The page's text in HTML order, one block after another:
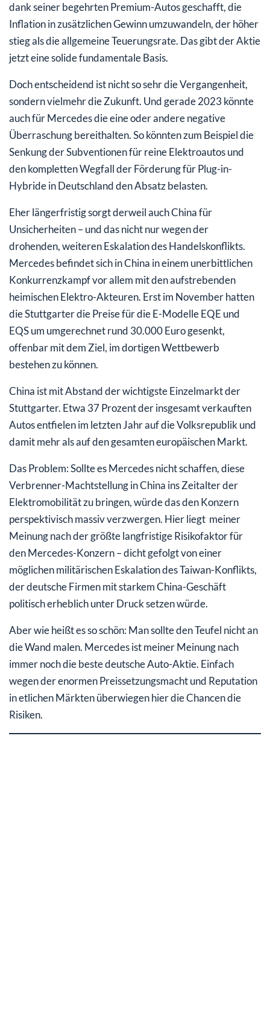
dank seiner begehrten Premium-Autos geschafft, die
Inflation in zusätzlichen Gewinn umzuwandeln, der höher
stieg als die allgemeine Teuerungsrate. Das gibt der Aktie
jetzt eine solide fundamentale Basis.
Doch entscheidend ist nicht so sehr die Vergangenheit,
sondern vielmehr die Zukunft. Und gerade 2023 könnte
auch für Mercedes die eine oder andere negative
Überraschung bereithalten. So könnten zum Beispiel die
Senkung der Subventionen für reine Elektroautos und
den kompletten Wegfall der Förderung für Plug-in-
Hybride in Deutschland den Absatz belasten.
Eher längerfristig sorgt derweil auch China für
Unsicherheiten – und das nicht nur wegen der
drohenden, weiteren Eskalation des Handelskonflikts.
Mercedes befindet sich in China in einem unerbittlichen
Konkurrenzkampf vor allem mit den aufstrebenden
heimischen Elektro-Akteuren. Erst im November hatten
die Stuttgarter die Preise für die E-Modelle EQE und
EQS um umgerechnet rund 30.000 Euro gesenkt,
offenbar mit dem Ziel, im dortigen Wettbewerb
bestehen zu können.
China ist mit Abstand der wichtigste Einzelmarkt der
Stuttgarter. Etwa 37 Prozent der insgesamt verkauften
Autos entfielen im letzten Jahr auf die Volksrepublik und
damit mehr als auf den gesamten europäischen Markt.
Das Problem: Sollte es Mercedes nicht schaffen, diese
Verbrenner-Machtstellung in China ins Zeitalter der
Elektromobilität zu bringen, würde das den Konzern
perspektivisch massiv verzwergen. Hier liegt meiner
Meinung nach der größte langfristige Risikofaktor für
den Mercedes-Konzern – dicht gefolgt von einer
möglichen militärischen Eskalation des Taiwan-Konflikts,
der deutsche Firmen mit starkem China-Geschäft
politisch erheblich unter Druck setzen würde.
Aber wie heißt es so schön: Man sollte den Teufel nicht an
die Wand malen. Mercedes ist meiner Meinung nach
immer noch die beste deutsche Auto-Aktie. Einfach
wegen der enormen Preissetzungsmacht und Reputation
in etlichen Märkten überwiegen hier die Chancen die
Risiken.